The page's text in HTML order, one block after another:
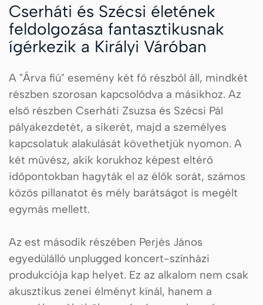
Cserháti és Szécsi életének
feldolgozása fantasztikusnak
ígérkezik a Királyi Váróban
A "Árva fiú" esemény két fő részből áll, mindkét
részben szorosan kapcsolódva a másikhoz. Az
első részben Cserháti Zsuzsa és Szécsi Pál
pályakezdetét, a sikerét, majd a személyes
kapcsolatuk alakulását követhetjük nyomon. A
két művész, akik korukhoz képest eltérő
időpontokban hagyták el az élők sorát, számos
közös pillanatot és mély barátságot is megélt
egymás mellett.
Az est második részében Perjés János
egyedülálló unplugged koncert-színházi
produkciója kap helyet. Ez az alkalom nem csak
akusztikus zenei élményt kínál, hanem a